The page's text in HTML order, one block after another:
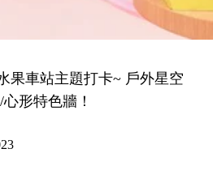
果車站主題打卡~ 戶外星空
形特色牆！